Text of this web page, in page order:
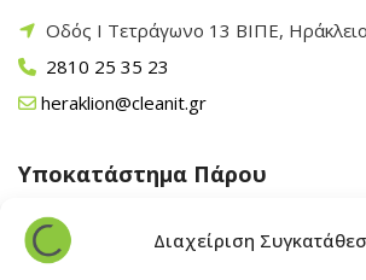
Διαχείριση
Οδός Ι Τετράγωνο 13 ΒΙΠΕ,
2810 25 35 23
heraklion@cleanit.gr
Υποκατάστημα Πάρου
Άγιος Βλάσης Αρχίλοχος, Πάρος 84400
22840 43 163